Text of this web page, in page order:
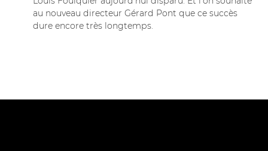
au nouveau directeur Gérard Pont que ce succès
dure encore très longtemps.